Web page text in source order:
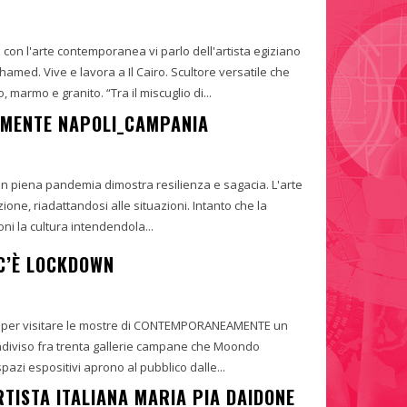
l'arte contemporanea vi parlo dell'artista egiziano
Vive e lavora a Il Cairo. Scultore versatile che
predilige plasmare bronzo, marmo e granito. “Tra il miscuglio di...
NAPOLI_CAMPANIA
piena pandemia dimostra resilienza e sagacia. L'arte
riadattandosi alle situazioni. Intanto che la
la cultura intendendola...
LOCKDOWN
visitare le mostre di CONTEMPORANEAMENTE un
fra trenta gallerie campane che Moondo
e sostiene. Gli spazi espositivi aprono al pubblico dalle...
ITALIANA MARIA PIA DAIDONE